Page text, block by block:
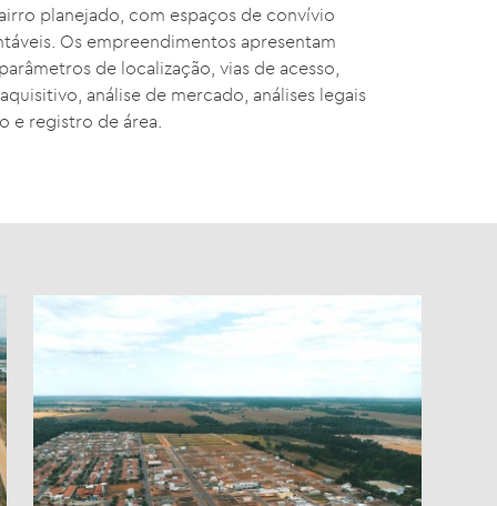
planejado, com espaços de convívio
Os empreendimentos apresentam
de localização, vias de acesso,
análise de mercado, análises legais
e registro de área.